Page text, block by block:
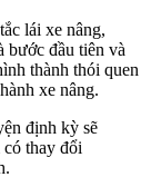
lái xe nâng,
bước đầu tiên và
thành thói quen
xe nâng.
định kỳ sẽ
thay đổi